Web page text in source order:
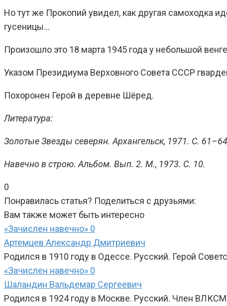
Но тут же Прокопий увидел, как другая самоходка
гусеницы…
Произошло это 18 марта 1945 года у небольшой
Указом Президиума Верховного Совета СССР
Похоронен Герой в деревне Шёред.
Литература:
Золотые Звезды северян. Архангельск, 1971. С.
Навечно в строю. Альбом. Вып. 2. М., 1973. С. 10.
0
Понравилась статья? Поделиться с друзьями:
Вам также может быть интересно
«Зачислен навечно» 0
Артемцев Александр Дмитриевич
Родился в 1910 году в Одессе. Русский. Герой
«Зачислен навечно» 0
Шаландин Вальдемар Сергеевич
Родился в 1924 году в Москве. Русский. Член